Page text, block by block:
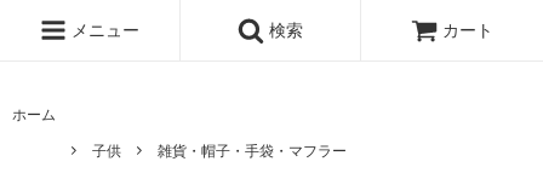
メニュー 検索 カート
ホーム
子供
雑貨・帽子・手袋・マフラー